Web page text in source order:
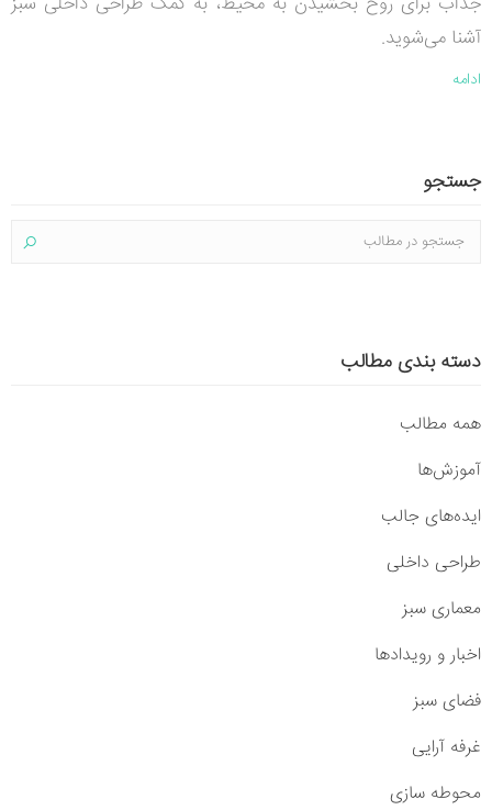
آشنا می‌شوید.
ادامه
جستجو
دسته بندی مطالب
همه مطالب
آموزش‌ها
ایده‌های جالب
طراحی داخلی
معماری سبز
اخبار و رویدادها
فضای سبز
غرفه آرایی
محوطه سازی